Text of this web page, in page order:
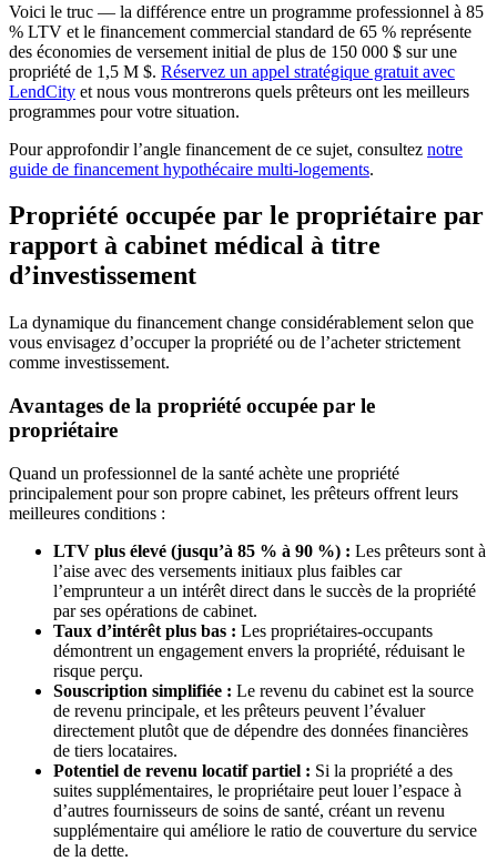
Voici le truc — la différence entre un programme professionnel à 85
% LTV et le financement commercial standard de 65 % représente
des économies de versement initial de plus de 150 000 $ sur une
propriété de 1,5 M $. Réservez un appel stratégique gratuit avec
LendCity et nous vous montrerons quels prêteurs ont les meilleurs
programmes pour votre situation.
Pour approfondir l’angle financement de ce sujet, consultez notre
guide de financement hypothécaire multi-logements.
Propriété occupée par le propriétaire par
rapport à cabinet médical à titre
d’investissement
La dynamique du financement change considérablement selon que
vous envisagez d’occuper la propriété ou de l’acheter strictement
comme investissement.
Avantages de la propriété occupée par le
propriétaire
Quand un professionnel de la santé achète une propriété
principalement pour son propre cabinet, les prêteurs offrent leurs
meilleures conditions :
LTV plus élevé (jusqu’à 85 % à 90 %) : Les prêteurs sont à
l’aise avec des versements initiaux plus faibles car
l’emprunteur a un intérêt direct dans le succès de la propriété
par ses opérations de cabinet.
Taux d’intérêt plus bas : Les propriétaires-occupants
démontrent un engagement envers la propriété, réduisant le
risque perçu.
Souscription simplifiée : Le revenu du cabinet est la source
de revenu principale, et les prêteurs peuvent l’évaluer
directement plutôt que de dépendre des données financières
de tiers locataires.
Potentiel de revenu locatif partiel : Si la propriété a des
suites supplémentaires, le propriétaire peut louer l’espace à
d’autres fournisseurs de soins de santé, créant un revenu
supplémentaire qui améliore le ratio de couverture du service
de la dette.